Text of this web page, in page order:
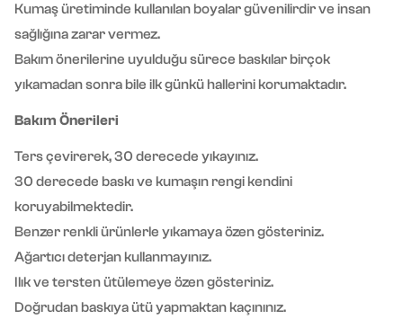
Kumaş üretiminde kullanılan boyalar güvenilirdir ve insan
sağlığına zarar vermez.
Bakım önerilerine uyulduğu sürece baskılar birçok
yıkamadan sonra bile ilk günkü hallerini korumaktadır.
Bakım Önerileri
Ters çevirerek, 30 derecede yıkayınız.
30 derecede baskı ve kumaşın rengi kendini
koruyabilmektedir.
Benzer renkli ürünlerle yıkamaya özen gösteriniz.
Ağartıcı deterjan kullanmayınız.
Ilık ve tersten ütülemeye özen gösteriniz.
Doğrudan baskıya ütü yapmaktan kaçınınız.